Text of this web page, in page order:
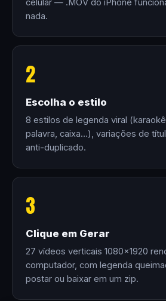
celular — .MOV do iPhone
nada.
2
Escolha o estilo
8 estilos de legenda viral
palavra, caixa…), variações de
anti-duplicado.
3
Clique em Gerar
27 vídeos verticais 1080×1920
computador, com legenda
postar ou baixar em um zip.